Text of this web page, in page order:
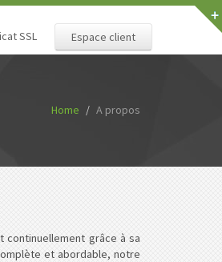
SSL Espace client
Home A propos
grâce à sa
et abordable, notre